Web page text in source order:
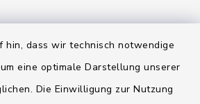
hin, dass wir technisch notwendige
eine optimale Darstellung unserer
Die Einwilligung zur Nutzung